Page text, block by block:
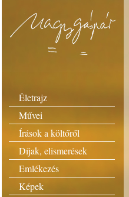
Életrajz
Művei
Írások a költőről
Díjak, elismerések
Emlékezés
Képek